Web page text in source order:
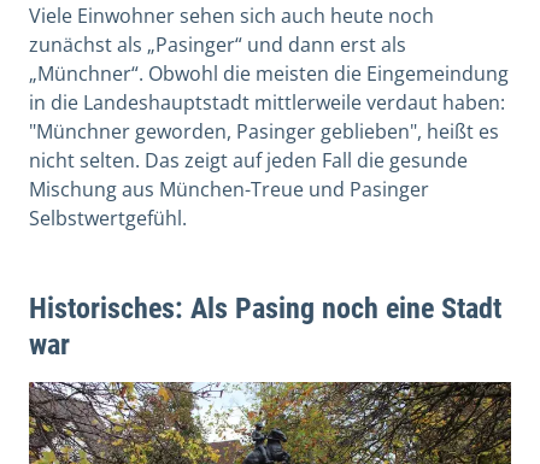
Viele Einwohner sehen sich auch heute noch
zunächst als „Pasinger“ und dann erst als
„Münchner“. Obwohl die meisten die Eingemeindung
in die Landeshauptstadt mittlerweile verdaut haben:
"Münchner geworden, Pasinger geblieben", heißt es
nicht selten. Das zeigt auf jeden Fall die gesunde
Mischung aus München-Treue und Pasinger
Selbstwertgefühl.
Historisches: Als Pasing noch eine Stadt
war